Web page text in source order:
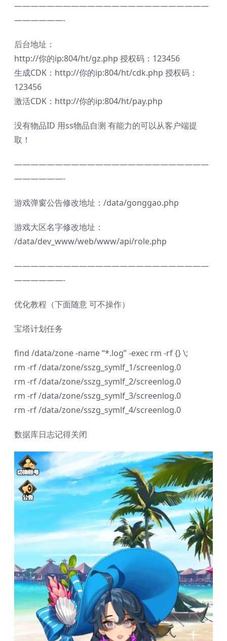
————————————————————————
——————-
后台地址：
http://你的ip:804/ht/gz.php 授权码：123456
生成CDK：http://你的ip:804/ht/cdk.php 授权码：
123456
激活CDK：http://你的ip:804/ht/pay.php
没有物品ID 用ss物品自测 有能力的可以从客户端提
取！
————————————————————————
——————-
游戏弹窗公告修改地址：/data/gonggao.php
游戏大区名字修改地址：
/data/dev_www/web/www/api/role.php
————————————————————————
——————-
优化教程（下面随意 可不操作）
宝塔计划任务
find /data/zone -name “*.log” -exec rm -rf {} \;
rm -rf /data/zone/sszg_symlf_1/screenlog.0
rm -rf /data/zone/sszg_symlf_2/screenlog.0
rm -rf /data/zone/sszg_symlf_3/screenlog.0
rm -rf /data/zone/sszg_symlf_4/screenlog.0
数据库日志记得关闭